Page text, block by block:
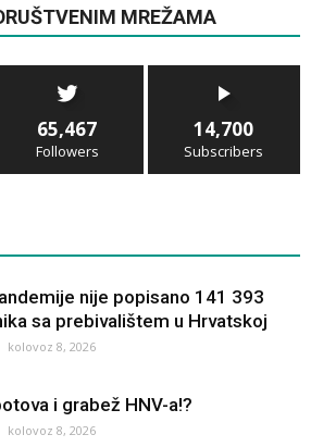
MREŽAMA
65,467
Followers
14,700
Subscribers
nije popisano 141 393
sa prebivalištem u Hrvatskoj
kolovoz 8, 2026
i grabež HNV-a!?
kolovoz 8, 2026